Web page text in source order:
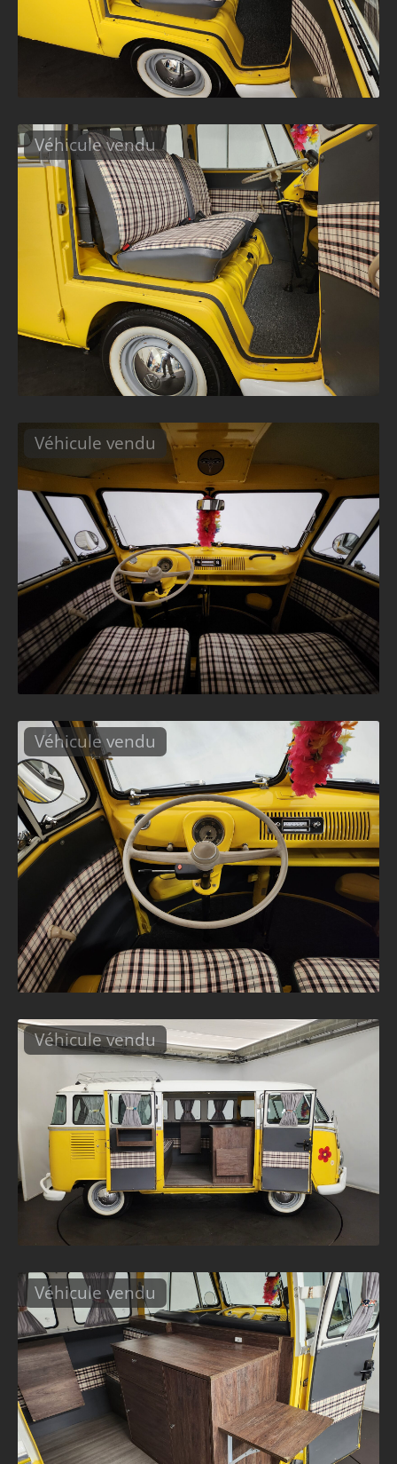
Véhicule vendu
Véhicule vendu
Véhicule vendu
Véhicule vendu
Véhicule vendu